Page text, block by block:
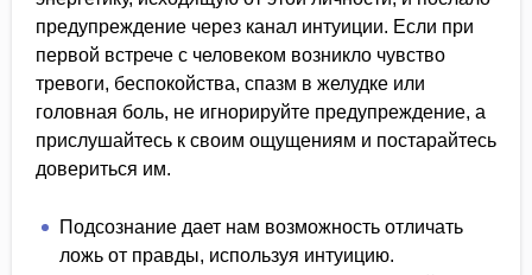
предупреждение через канал интуиции. Если при
первой встрече с человеком возникло чувство
тревоги, беспокойства, спазм в желудке или
головная боль, не игнорируйте предупреждение, а
прислушайтесь к своим ощущениям и постарайтесь
довериться им.
Подсознание дает нам возможность отличать
ложь от правды, используя интуицию.